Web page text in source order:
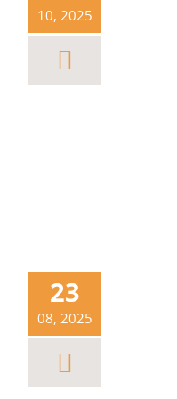
10, 2025
23
08, 2025